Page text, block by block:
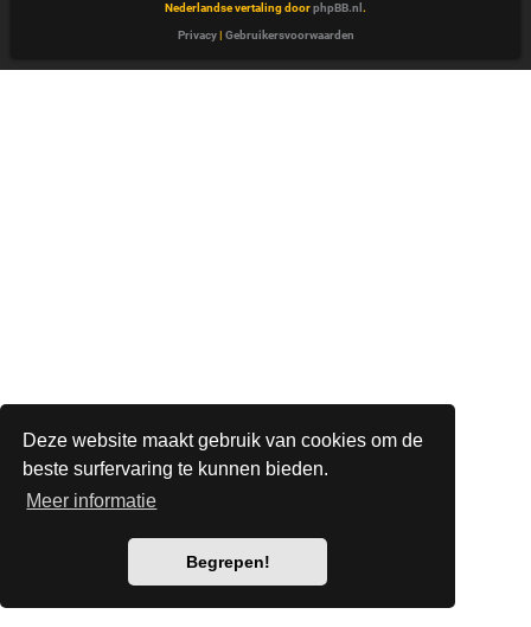
Deze website maakt gebruik van cookies om de
beste surfervaring te kunnen bieden.
Meer informatie
Begrepen!
Nederlandse vertaling doorphpBB.nl .
Privacy| Gebruikersvoorwaarden